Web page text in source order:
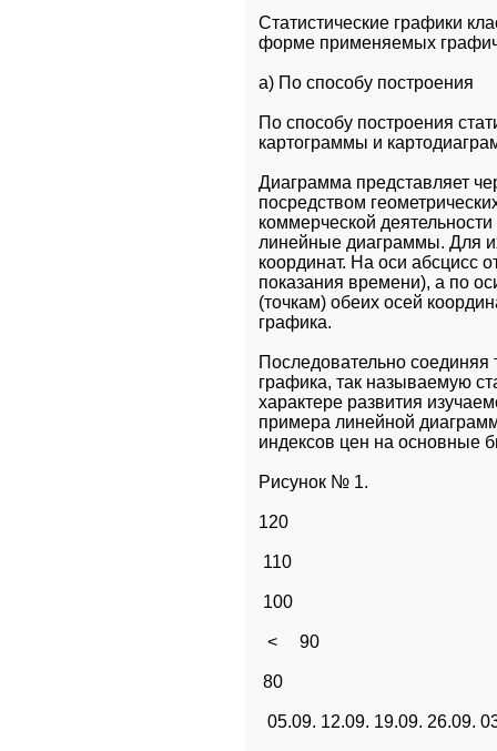
Статистические графики
форме применяемых
а) По способу построения
По способу построения
картограммы и
Диаграмма представляет
посредством
коммерческой
линейные диаграммы. Для
координат. На оси абсцисс
показания времени), а по
(точкам) обеих осей
графика.
Последовательно
графика, так называемую
характере развития
примера линейной
индексов цен на основные
Рисунок № 1.
120
110
100
<     90
80
05.09. 12.09. 19.09. 26.09.